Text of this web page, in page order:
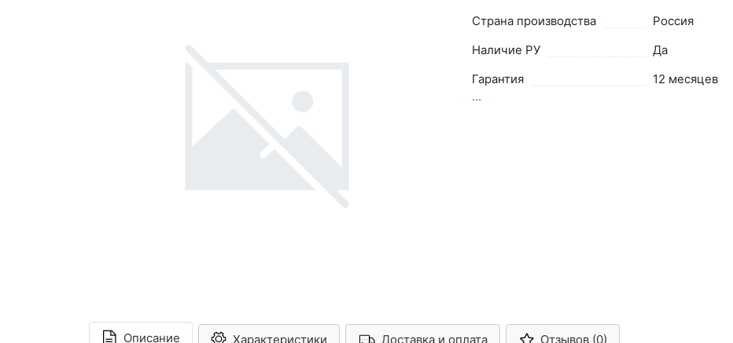
Страна производства
Россия
Наличие РУ
Да
Гарантия
12 месяцев
...
Описание Характеристики Арконт-Мед Доставка и оплата Отзывов (0)